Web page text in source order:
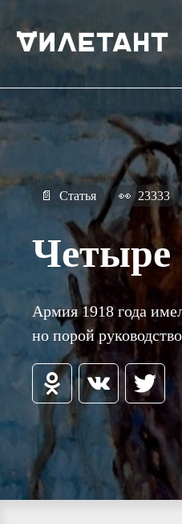
📄 Статья 👀 23333
Четыре
Армия 1918 года
но порой